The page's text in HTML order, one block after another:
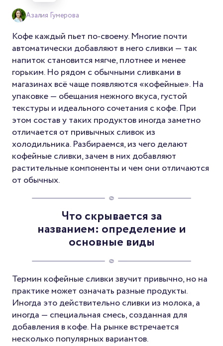
Азалия Гумерова
Кофе каждый пьет по-своему. Многие почти
автоматически добавляют в него сливки — так
напиток становится мягче, плотнее и менее
горьким. Но рядом с обычными сливками в
магазинах всё чаще появляются «кофейные». На
упаковке — обещания нежного вкуса, густой
текстуры и идеального сочетания с кофе. При
этом состав у таких продуктов иногда заметно
отличается от привычных сливок из
холодильника. Разбираемся, из чего делают
кофейные сливки, зачем в них добавляют
растительные компоненты и чем они отличаются
от обычных.
Что скрывается за
названием: определение и
основные виды
Термин кофейные сливки звучит привычно, но на
практике может означать разные продукты.
Иногда это действительно сливки из молока, а
иногда — специальная смесь, созданная для
добавления в кофе. На рынке встречается
несколько популярных вариантов.